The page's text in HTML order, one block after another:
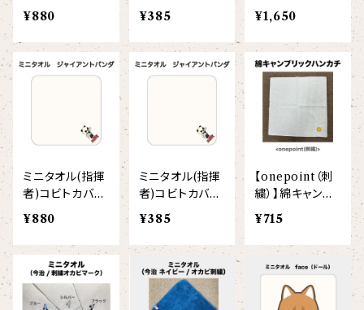
【xx's day】
【Allstar】
【unit】
オリジナルイラストTシャツ
侍BRASSTシャツ
【6faces】
カラードライポロシャツ
オックスフォード長袖シャツ
ドライジップパーカー
ドライストレッチプルオーバーパーカー
アウター
Tシャツ（長袖）
【chara】
【xx's day】
ハット・ネックウォーマー
ソックス
たたきのトリ アイリス
たたきのトリ スカーレット
オセロット
カズンバク
雲豹（ウンピョウ）
アムールヒョウ
トラ軍団
トランペッターズ
バク一族
パーカッションチーム
(今治タオル)
¥880
¥385
¥1,650
ミニタオル(指揮
者)コビトカバ・
ジャイアントパン
ダ(今治タオル)
¥880
ミニタオル(指揮
者)コビトカバ、
ジャイアントパン
ダ
¥385
【onepoint（刺
繍）】綿キャンブ
リックハンカチ
¥715